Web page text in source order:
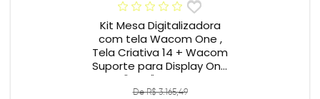
Kit Mesa Digitalizadora
com tela Wacom One ,
Tela Criativa 14 + Wacom
Suporte para Display One
12" e 13" ACK649Z
De R$ 3.165,49